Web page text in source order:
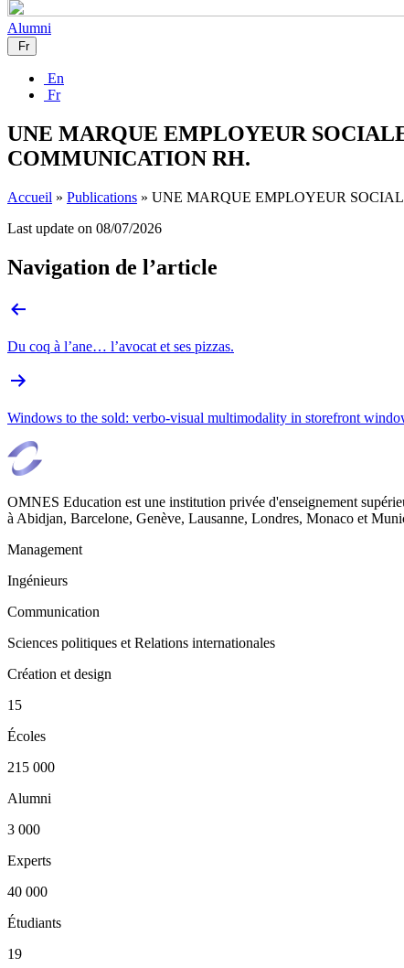
Alumni
Fr
En
Fr
UNE MARQUE EMPLOYEUR
COMMUNICATION RH.
Accueil » Publications » UNE MARQUE EMPLOYEUR
Last update on 08/07/2026
Navigation de l’article
Du coq à l’ane… l’avocat et ses pizzas.
Windows to the sold: verbo-visual multimodality in storefront
OMNES Education est une institution privée d'enseignement
à Abidjan, Barcelone, Genève, Lausanne, Londres, Monaco et
Management
Ingénieurs
Communication
Sciences politiques et Relations internationales
Création et design
15
Écoles
215 000
Alumni
3 000
Experts
40 000
Étudiants
19